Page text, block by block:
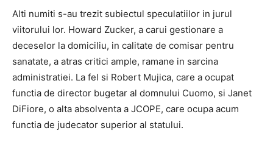
Alti numiti s-au trezit subiectul speculatiilor in jurul
viitorului lor. Howard Zucker, a carui gestionare a
deceselor la domiciliu, in calitate de comisar pentru
sanatate, a atras critici ample, ramane in sarcina
administratiei. La fel si Robert Mujica, care a ocupat
functia de director bugetar al domnului Cuomo, si Janet
DiFiore, o alta absolventa a JCOPE, care ocupa acum
functia de judecator superior al statului.